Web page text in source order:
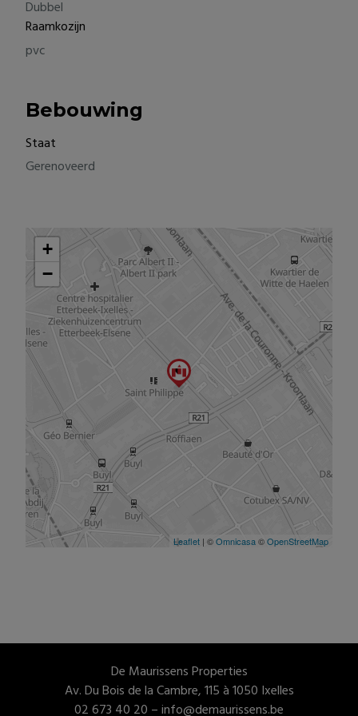
Dubbel
Raamkozijn
pvc
Bebouwing
Staat
Gerenoveerd
De Maurissens Properties
Av. Du Bois de la Cambre, 115 à 1050 Ixelles
02 673 40 20 –info@demaurissens.be